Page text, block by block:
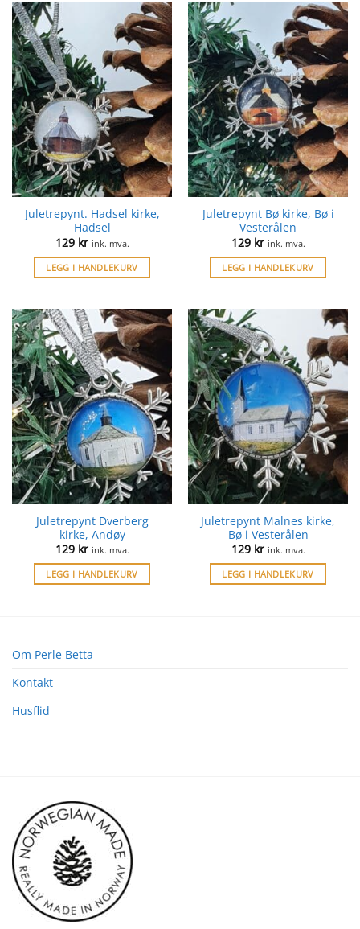
Juletrepynt. Hadsel kirke,
Hadsel
129 kr ink. mva.
LEGG I HANDLEKURV
Juletrepynt Bø kirke, Bø i
Vesterålen
129 kr ink. mva.
LEGG I HANDLEKURV
Juletrepynt Dverberg
kirke, Andøy
129 kr ink. mva.
LEGG I HANDLEKURV
Juletrepynt Malnes kirke,
Bø i Vesterålen
129 kr ink. mva.
LEGG I HANDLEKURV
Om Perle Betta
Kontakt
Husflid